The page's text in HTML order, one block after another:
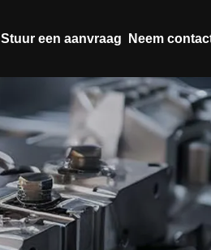
Stuur een aanvraag Neem